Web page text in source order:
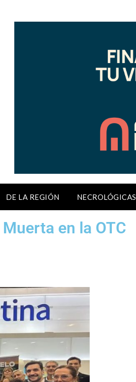
DE LA REGIÓN NECROLÓGICAS
en la OTC